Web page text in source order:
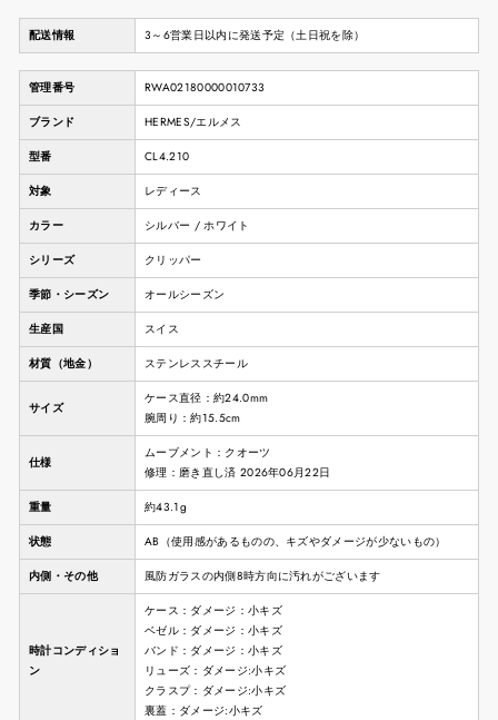
配送情報 3～6営業日以内に発送予定（土日祝を除）
管理番号 RWA02180000010733
ブランド HERMES/エルメス
型番 CL4.210
対象 レディース
カラー シルバー / ホワイト
シリーズ クリッパー
季節・シーズン オールシーズン
生産国 スイス
材質（地金） ステンレススチール
サイズ
ケース直径：約24.0mm
腕周り：約15.5cm
仕様
ムーブメント：クオーツ
修理：磨き直し済 2026年06月22日
重量 約43.1g
状態 AB（使用感があるものの、キズやダメージが少ないもの）
内側・その他 風防ガラスの内側8時方向に汚れがございます
時計コンディショ
ン
ケース：ダメージ：小キズ
ベゼル：ダメージ：小キズ
バンド：ダメージ：小キズ
リューズ：ダメージ:小キズ
クラスプ：ダメージ:小キズ
裏蓋：ダメージ:小キズ